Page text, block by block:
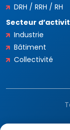
DRH / RRH / RH
Secteur
Industrie
Bâtiment
Collectivité